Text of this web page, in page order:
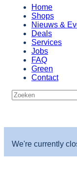
Home
Shops
Nieuws &
Deals
Services
Jobs
FAQ
Green
Contact
We're currently